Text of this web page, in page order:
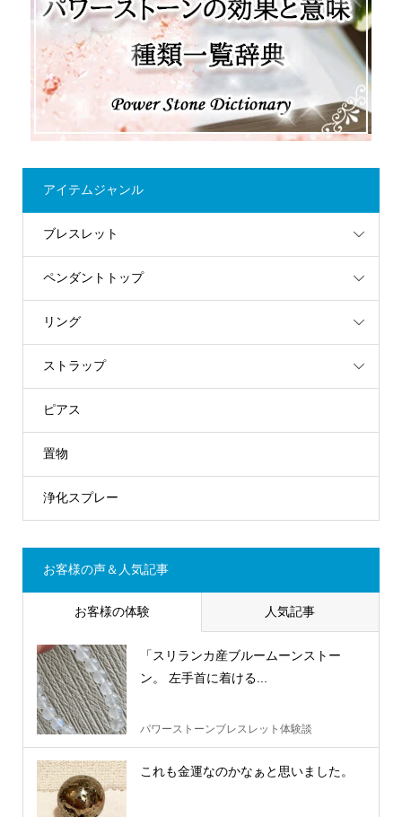
アイテムジャンル
ブレスレット
ペンダントトップ
リング
ストラップ
ピアス
置物
浄化スプレー
お客様の声＆人気記事
お客様の体験 人気記事
「スリランカ産ブルームーンストー
ン。 左手首に着ける...
パワーストーンブレスレット体験談
これも金運なのかなぁと思いました。